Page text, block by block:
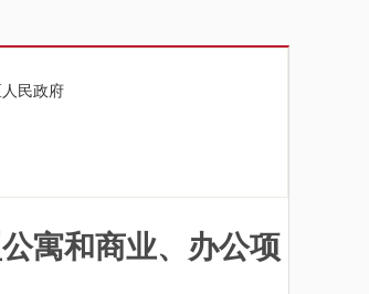
民政府
寓和商业、办公项